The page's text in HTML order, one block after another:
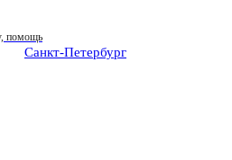
Санкт-Петербург